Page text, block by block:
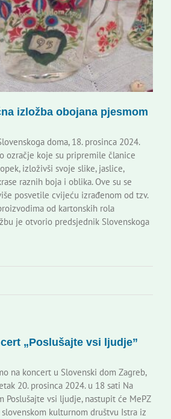
izložba obojana pjesmom
doma, 18. prosinca 2024.
ozračje koje su pripremile članice
izloživši svoje slike, jaslice,
raznih boja i oblika. Ove su se
posvetile cvijeću izrađenom od tzv.
od kartonskih rola
je otvorio predsjednik Slovenskoga
„Poslušajte vsi ljudje”
na koncert u Slovenski dom Zagreb,
20. prosinca 2024. u 18 sati Na
Poslušajte vsi ljudje, nastupit će MePZ
kulturnom društvu Istra iz